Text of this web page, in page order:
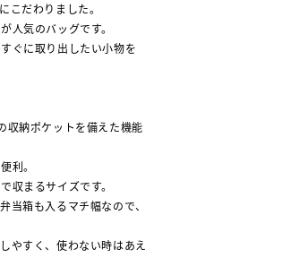
こだわりました。
人気のバッグです。
ぐに取り出したい小物を
収納ポケットを備えた機能
利。
収まるサイズです。
当箱も入るマチ幅なので、
やすく、使わない時はあえ